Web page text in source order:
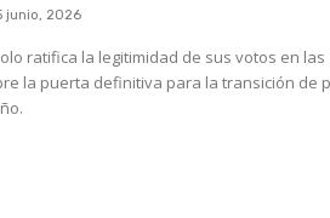
junio, 2026
ratifica la legitimidad de sus votos en las
la puerta definitiva para la transición de